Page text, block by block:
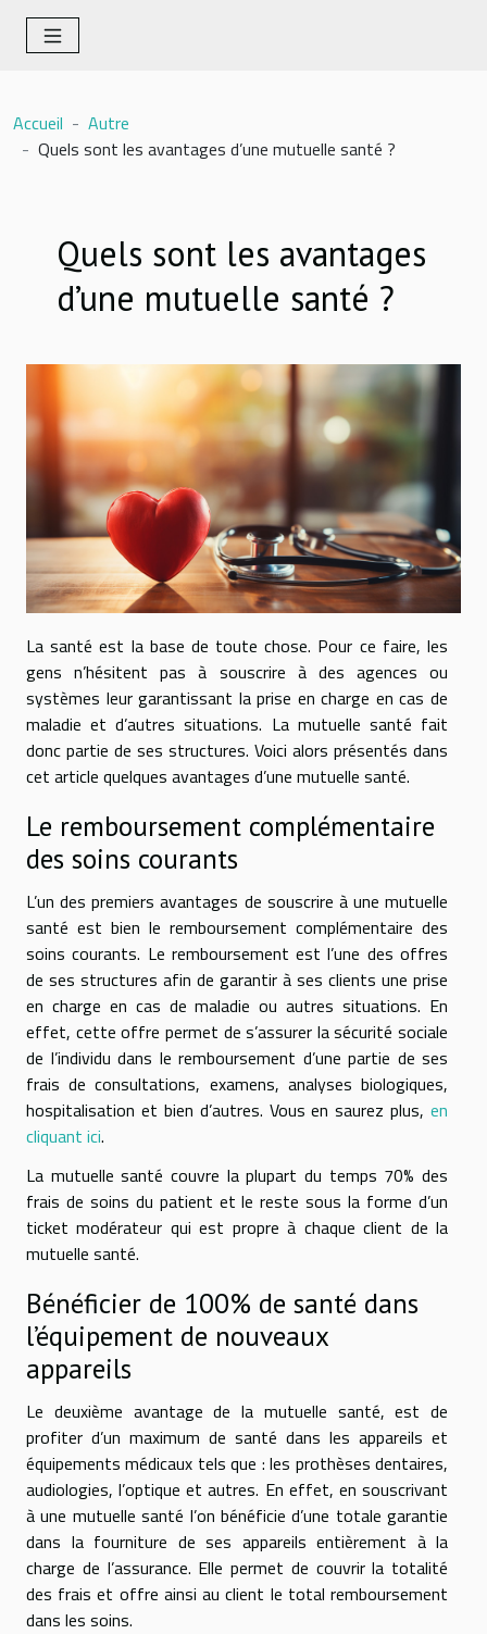
Accueil
Autre
Quels sont les avantages d’une mutuelle santé ?
Quels sont les avantages
d’une mutuelle santé ?
La santé est la base de toute chose. Pour ce faire, les
gens n’hésitent pas à souscrire à des agences ou
systèmes leur garantissant la prise en charge en cas de
maladie et d’autres situations. La mutuelle santé fait
donc partie de ses structures. Voici alors présentés dans
cet article quelques avantages d’une mutuelle santé.
Le remboursement complémentaire
des soins courants
L’un des premiers avantages de souscrire à une mutuelle
santé est bien le remboursement complémentaire des
soins courants. Le remboursement est l’une des offres
de ses structures afin de garantir à ses clients une prise
en charge en cas de maladie ou autres situations. En
effet, cette offre permet de s’assurer la sécurité sociale
de l’individu dans le remboursement d’une partie de ses
frais de consultations, examens, analyses biologiques,
hospitalisation et bien d’autres. Vous en saurez plus, en
cliquant ici.
La mutuelle santé couvre la plupart du temps 70% des
frais de soins du patient et le reste sous la forme d’un
ticket modérateur qui est propre à chaque client de la
mutuelle santé.
Bénéficier de 100% de santé dans
l’équipement de nouveaux
appareils
Le deuxième avantage de la mutuelle santé, est de
profiter d’un maximum de santé dans les appareils et
équipements médicaux tels que : les prothèses dentaires,
audiologies, l’optique et autres. En effet, en souscrivant
à une mutuelle santé l’on bénéficie d’une totale garantie
dans la fourniture de ses appareils entièrement à la
charge de l’assurance. Elle permet de couvrir la totalité
des frais et offre ainsi au client le total remboursement
dans les soins.